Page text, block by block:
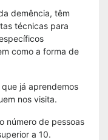
demência, têm
técnicas para
como a forma de
já aprendemos
nos visita.
número de pessoas
a 10.